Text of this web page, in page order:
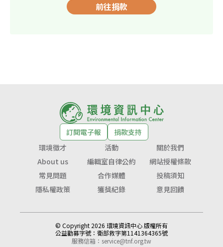
前往捐款
訂閱電子報
捐款支持
環境徵才
活動
關於我們
About us
編輯室自律公約
網站授權條款
常見問題
合作媒體
投稿須知
隱私權政策
獲獎紀錄 意見回饋
© Copyright 2026 環境資訊中心 版權所有
公益勸募字號： 衛部救字第1141364365號
服務信箱： service@tnf.org.tw